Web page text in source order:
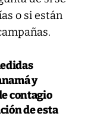
o si están
y
contagio
de esta